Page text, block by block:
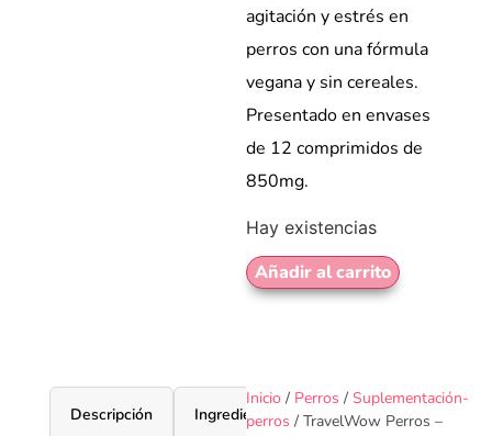
agitación y estrés en
perros con una fórmula
vegana y sin cereales.
Presentado en envases
de 12 comprimidos de
850mg.
Hay existencias
Añadir al carrito
Descripción Ingredientes Dosificación
Inicio / Perros / Suplementación-
perros / TravelWow Perros –